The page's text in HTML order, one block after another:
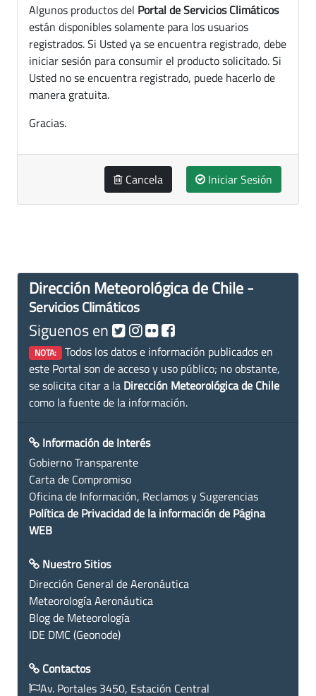
Algunos productos del Portal de Servicios Climáticos
están disponibles solamente para los usuarios
registrados. Si Usted ya se encuentra registrado, debe
iniciar sesión para consumir el producto solicitado. Si
Usted no se encuentra registrado, puede hacerlo de
manera gratuita.
Gracias.
Cancela Iniciar Sesión
Dirección Meteorológica de Chile -
Servicios Climáticos
Siguenos en
NOTA: Todos los datos e información publicados en
este Portal son de acceso y uso público; no obstante,
se solicita citar a la Dirección Meteorológica de Chile
como la fuente de la información.
Información de Interés
Gobierno Transparente
Carta de Compromiso
Oficina de Información, Reclamos y Sugerencias
Política de Privacidad de la información de Página
WEB
Nuestro Sitios
Dirección General de Aeronáutica
Meteorología Aeronáutica
Blog de Meteorología
IDE DMC (Geonode)
Contactos
Av. Portales 3450, Estación Central